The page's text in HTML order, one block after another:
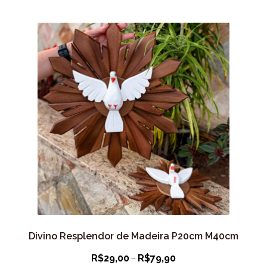
Divino Resplendor de Madeira P20cm M40cm
R$29,00– R$79,90Faixa